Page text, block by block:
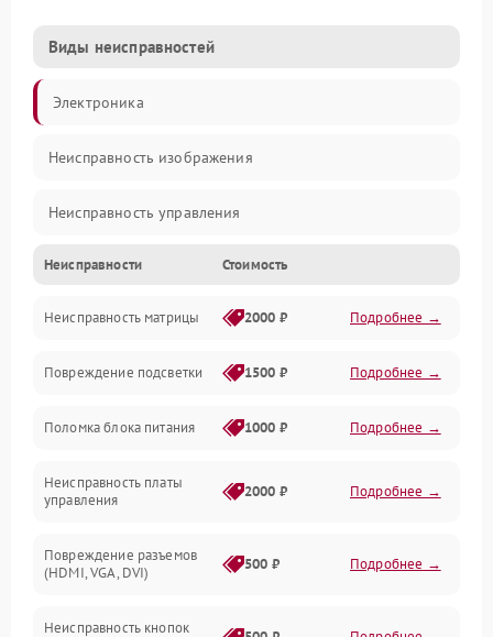
Виды неисправностей
Электроника
Неисправность изображения
Неисправность управления
Неисправность интерфейсов
Прочие неисправности
Неисправность звука
Механические повреждения
Неисправности Стоимость
Неисправность матрицы 2000 ₽ Подробнее →
Повреждение подсветки 1500 ₽ Подробнее →
Поломка блока питания 1000 ₽ Подробнее →
Неисправность платы
управления
2000 ₽ Подробнее →
Повреждение разъемов
(HDMI, VGA, DVI)
500 ₽ Подробнее →
Неисправность кнопок